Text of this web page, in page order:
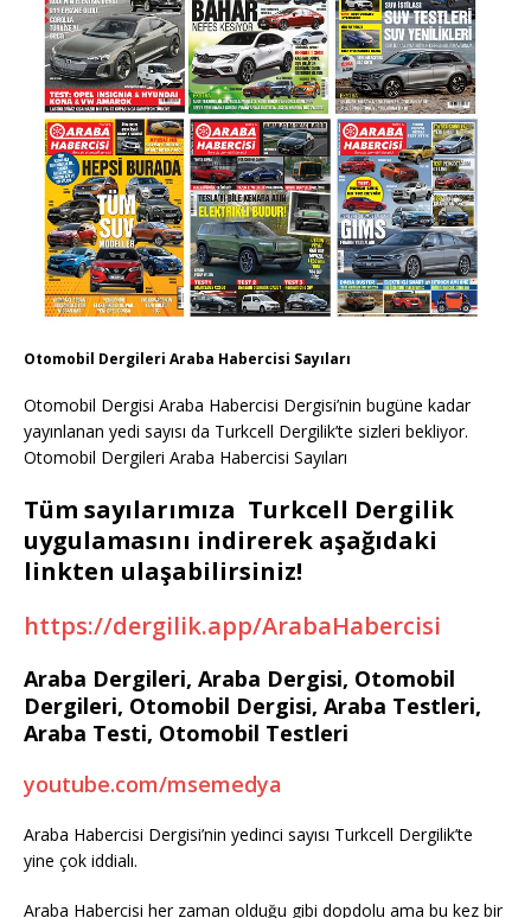
Otomobil Dergileri Araba Habercisi Sayıları
Otomobil Dergisi Araba Habercisi Dergisi’nin bugüne kadar
yayınlanan yedi sayısı da Turkcell Dergilik’te sizleri bekliyor.
Otomobil Dergileri Araba Habercisi Sayıları
Tüm sayılarımıza Turkcell Dergilik
uygulamasını indirerek aşağıdaki
linkten ulaşabilirsiniz!
https://dergilik.app/ArabaHabercisi
Araba Dergileri, Araba Dergisi, Otomobil
Dergileri, Otomobil Dergisi, Araba Testleri,
Araba Testi, Otomobil Testleri
youtube.com/msemedya
Araba Habercisi Dergisi’nin yedinci sayısı Turkcell Dergilik’te
yine çok iddialı.
Araba Habercisi her zaman olduğu gibi dopdolu ama bu kez bir